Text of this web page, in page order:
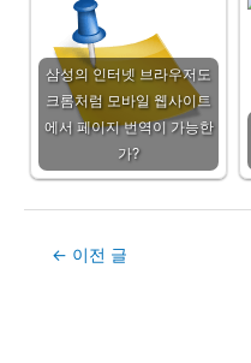
삼성의 인터넷 브라우저도
크롬처럼 모바일 웹사이트
에서 페이지 번역이 가능한
가?
Post← 이전 글